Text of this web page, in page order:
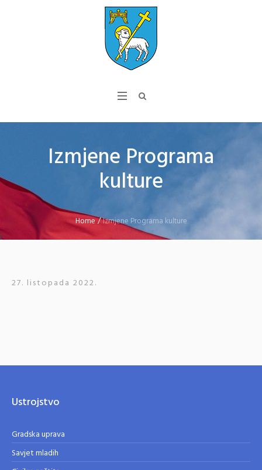
Izmjene Programa
kulture
Home/Izmjene Programa kulture
27. listopada 2022.
Ustrojstvo
Gradska uprava
Savjet mladih